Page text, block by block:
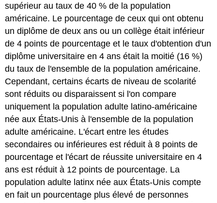
supérieur au taux de 40 % de la population
américaine. Le pourcentage de ceux qui ont obtenu
un diplôme de deux ans ou un collège était inférieur
de 4 points de pourcentage et le taux d'obtention d'un
diplôme universitaire en 4 ans était la moitié (16 %)
du taux de l'ensemble de la population américaine.
Cependant, certains écarts de niveau de scolarité
sont réduits ou disparaissent si l'on compare
uniquement la population adulte latino-américaine
née aux États-Unis à l'ensemble de la population
adulte américaine. L'écart entre les études
secondaires ou inférieures est réduit à 8 points de
pourcentage et l'écart de réussite universitaire en 4
ans est réduit à 12 points de pourcentage. La
population adulte latinx née aux États-Unis compte
en fait un pourcentage plus élevé de personnes